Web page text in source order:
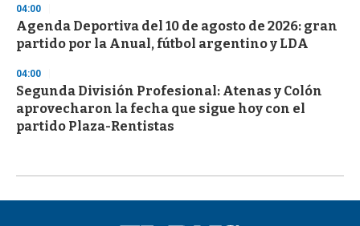
04:00
Agenda Deportiva del 10 de agosto de 2026: gran
partido por la Anual, fútbol argentino y LDA
04:00
Segunda División Profesional: Atenas y Colón
aprovecharon la fecha que sigue hoy con el
partido Plaza-Rentistas